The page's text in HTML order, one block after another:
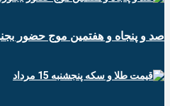
صد و پنجاه و هفتمین موج حضور